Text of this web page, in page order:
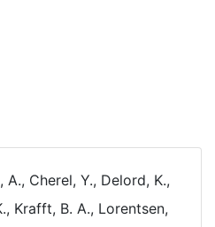
A., Cherel, Y., Delord, K.,
Krafft, B. A., Lorentsen,